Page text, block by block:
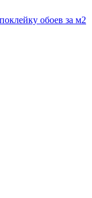
обоев за м2